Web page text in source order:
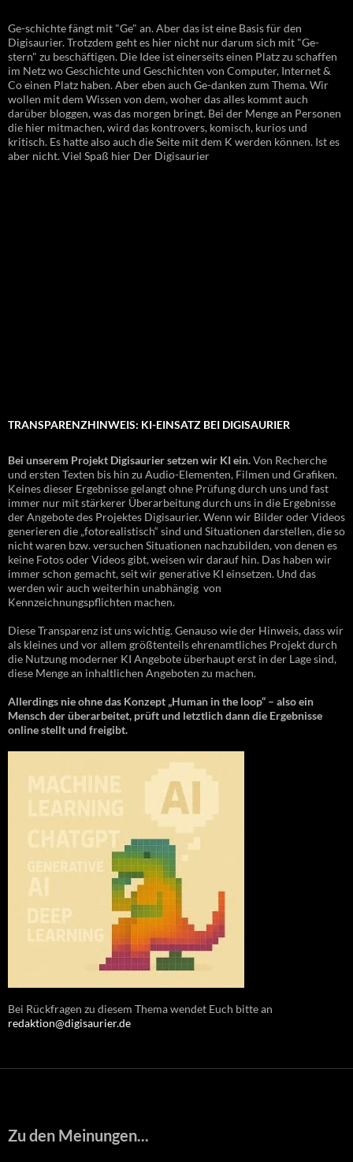
Ge-schichte fängt mit "Ge" an. Aber das ist eine Basis für den
Digisaurier. Trotzdem geht es hier nicht nur darum sich mit "Ge-
stern" zu beschäftigen. Die Idee ist einerseits einen Platz zu schaffen
im Netz wo Geschichte und Geschichten von Computer, Internet &
Co einen Platz haben. Aber eben auch Ge-danken zum Thema. Wir
wollen mit dem Wissen von dem, woher das alles kommt auch
darüber bloggen, was das morgen bringt. Bei der Menge an Personen
die hier mitmachen, wird das kontrovers, komisch, kurios und
kritisch. Es hatte also auch die Seite mit dem K werden können. Ist es
aber nicht. Viel Spaß hier Der Digisaurier
TRANSPARENZHINWEIS: KI-EINSATZ BEI DIGISAURIER
Bei unserem Projekt Digisaurier setzen wir KI ein.Von Recherche
und ersten Texten bis hin zu Audio-Elementen, Filmen und Grafiken.
Keines dieser Ergebnisse gelangt ohne Prüfung durch uns und fast
immer nur mit stärkerer Überarbeitung durch uns in die Ergebnisse
der Angebote des Projektes Digisaurier. Wenn wir Bilder oder Videos
generieren die „fotorealistisch“ sind und Situationen darstellen, die so
nicht waren bzw. versuchen Situationen nachzubilden, von denen es
keine Fotos oder Videos gibt, weisen wir darauf hin. Das haben wir
immer schon gemacht, seit wir generative KI einsetzen. Und das
werden wir auch weiterhin unabhängig von
Kennzeichnungspflichten machen.
Diese Transparenz ist uns wichtig. Genauso wie der Hinweis, dass wir
als kleines und vor allem größtenteils ehrenamtliches Projekt durch
die Nutzung moderner KI Angebote überhaupt erst in der Lage sind,
diese Menge an inhaltlichen Angeboten zu machen.
Allerdings nie ohne das Konzept „Human in the loop“ – also ein
Mensch der überarbeitet, prüft und letztlich dann die Ergebnisse
online stellt und freigibt.
Bei Rückfragen zu diesem Thema wendet Euch bitte an
redaktion@digisaurier.de
Zu den Meinungen...